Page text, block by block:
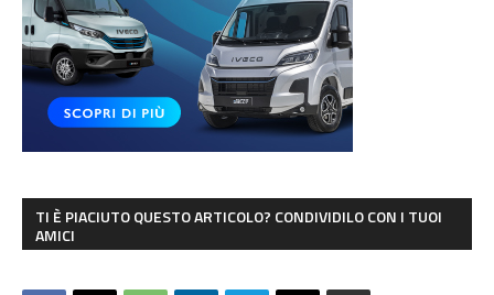
TI È PIACIUTO QUESTO ARTICOLO? CONDIVIDILO CON I TUOI
AMICI